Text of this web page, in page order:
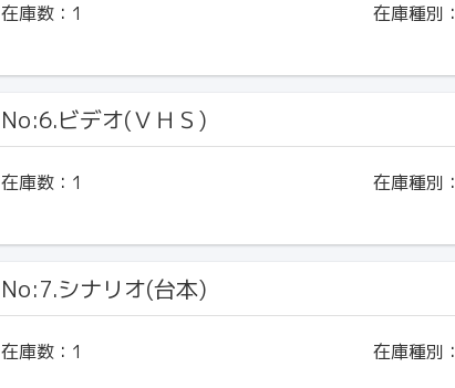
在庫数： 1 在庫種別：
No:6.ビデオ(ＶＨＳ)
在庫数： 1 在庫種別：
No:7.シナリオ(台本)
在庫数： 1 在庫種別